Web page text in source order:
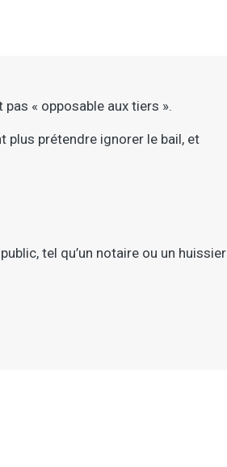
« opposable aux tiers ».
plus prétendre ignorer le bail, et
tel qu’un notaire ou un huissier